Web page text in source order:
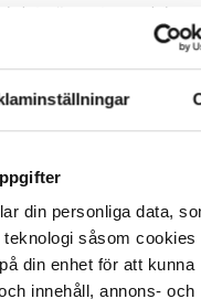
din personliga data,
såsom cookies
din enhet för att kunna
innehåll, annons- och
i det närmaste en del
egendom.